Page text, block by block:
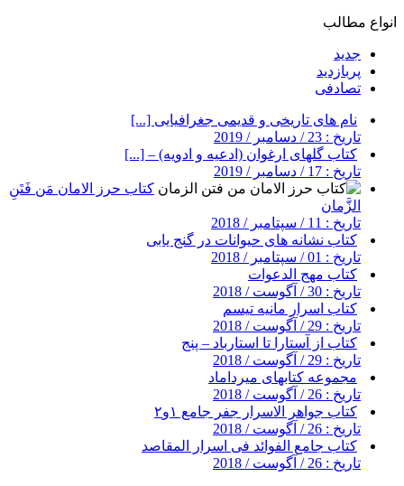
انواع مطالب
جدید
پربازدید
تصادفی
نام های تاریخی و قدیمی جغرافیایی [...]
تاریخ : 23 / دسامبر / 2019
کتاب گلهای ارغوان (ادعیه و ادویه) – [...]
تاریخ : 17 / دسامبر / 2019
کتاب حرز الامان مَن فَتَنِ
الزَّمان
تاریخ : 11 / سپتامبر / 2018
کتاب نشانه های حیوانات در گنج یابی
تاریخ : 01 / سپتامبر / 2018
کتاب مهج الدعوات
تاریخ : 30 / آگوست / 2018
کتاب اسرار مانیه تیسم
تاریخ : 29 / آگوست / 2018
کتاب از آستارا تا استارباد – پنج
تاریخ : 29 / آگوست / 2018
مجموعه کتابهای میرداماد
تاریخ : 26 / آگوست / 2018
کتاب جواهر الاسرار جفر جامع ۱و۲
تاریخ : 26 / آگوست / 2018
کتاب جامع الفوائد فی اسرار المقاصد
تاریخ : 26 / آگوست / 2018